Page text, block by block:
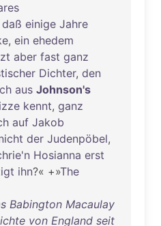
daß einige Jahre
, ein ehedem
aber fast ganz
Dichter, den
aus Johnson's
kennt, ganz
auf Jakob
der Judenpöbel,
Hosianna erst
ihn?« +»The
Babington Macaulay
von England seit